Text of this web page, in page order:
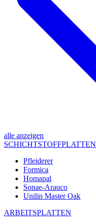
alle anzeigen
SCHICHTSTOFFPLATTEN
Pfleiderer
Formica
Homapal
Sonae-Arauco
Unilin Master Oak
ARBEITSPLATTEN